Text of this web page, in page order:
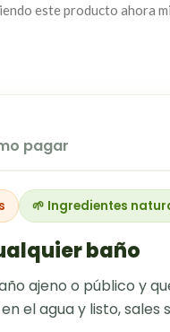
este producto ahora
pagar
🌱 Ingredientes
baño
ajeno o público y
el agua y listo, sales